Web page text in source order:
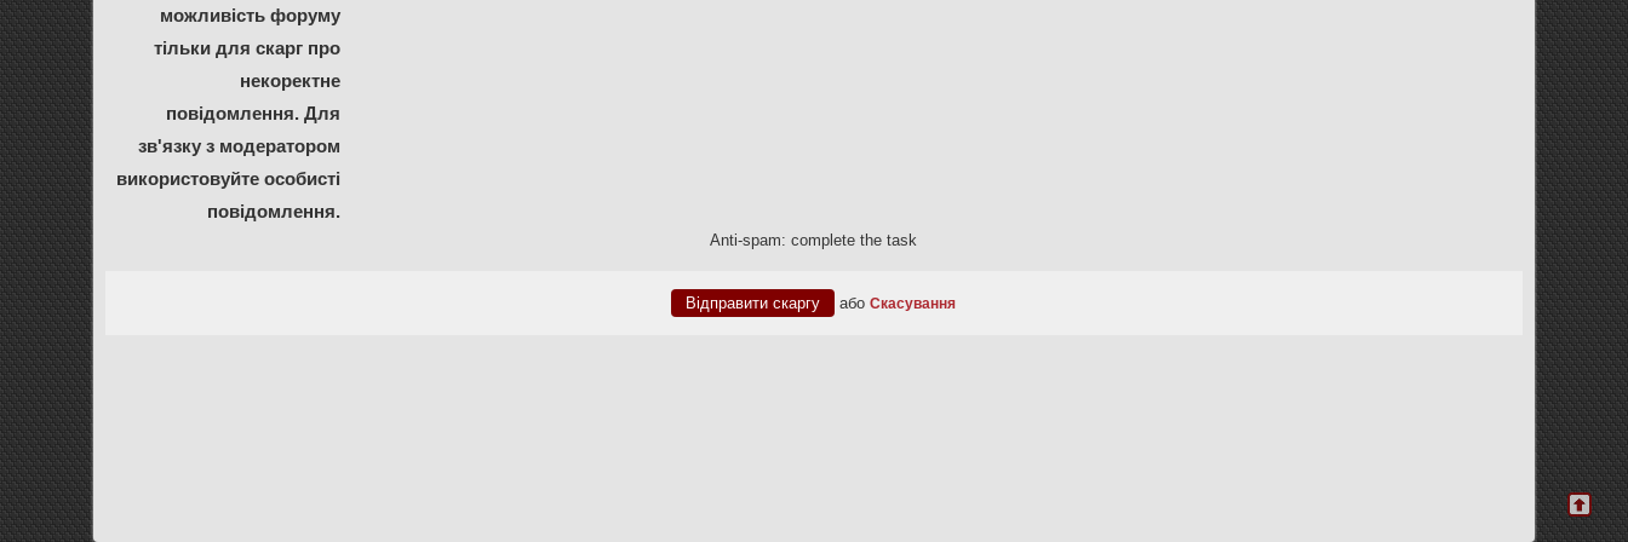
можливість форуму
тільки для скарг про
некоректне
повідомлення. Для
зв'язку з модератором
використовуйте особисті
повідомлення.
Anti-spam: complete the task
абоСкасування